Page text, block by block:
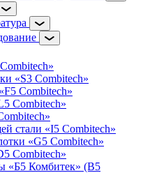
«S3 Combitech»
Combitech»
Combitech»
стали «I5 Combitech»
«G5 Combitech»
Combitech»
«Б5 Комбитек» (B5